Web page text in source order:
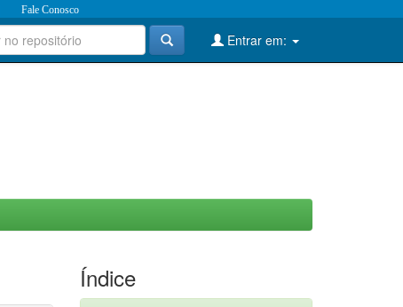
Fale Conosco
Entrar em:
Índice